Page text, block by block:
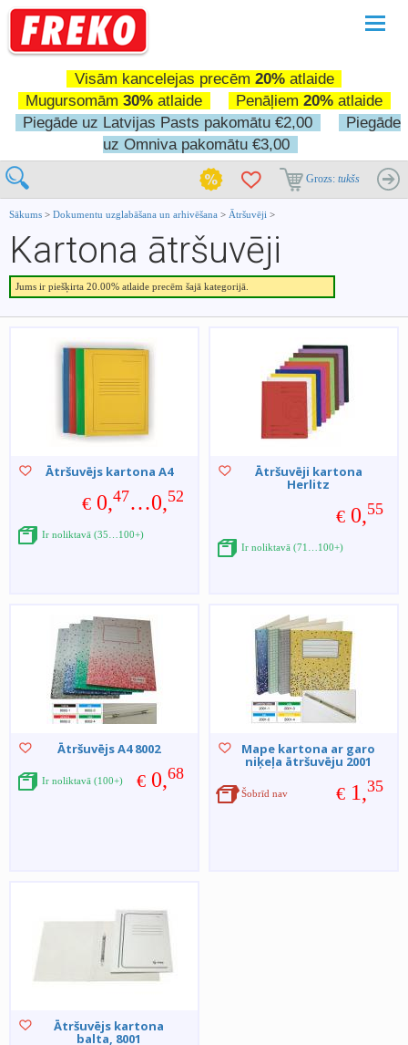
Visām kancelejas precēm 20%atlaide
Mugursomām 30% atlaide Penāļiem 20% atlaide
Piegāde uz Latvijas Pasts pakomātu €2,00
Piegāde
uz Omniva pakomātu €3,00
Grozs: tukšs
Sākums > Dokumentu uzglabāšana un arhivēšana > Ātršuvēji >
Kartona ātršuvēji
Jums ir piešķirta 20.00% atlaide precēm šajā kategorijā.
Ātršuvējs kartona A4
€ 0,47…0,52
Ir noliktavā (35…100+)
Ātršuvēji kartona
Herlitz
€ 0,55
Ir noliktavā (71…100+)
Ātršuvējs A4 8002
€ 0,68
Ir noliktavā (100+)
Mape kartona ar garo
niķeļa ātršuvēju 2001
€ 1,35
Šobrīd nav
Ātršuvējs kartona
balta, 8001